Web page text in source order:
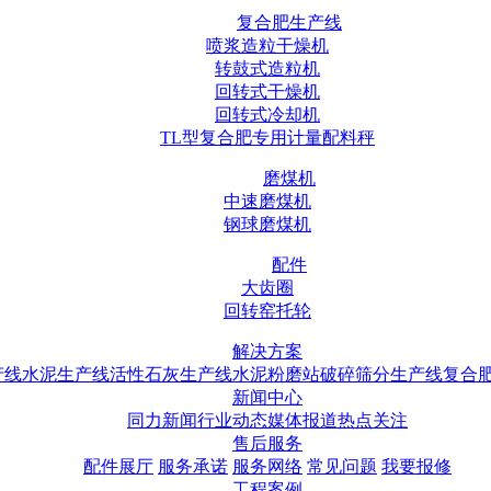
复合肥生产线
喷浆造粒干燥机
转鼓式造粒机
回转式干燥机
回转式冷却机
TL型复合肥专用计量配料秤
磨煤机
中速磨煤机
钢球磨煤机
配件
大齿圈
回转窑托轮
解决方案
线水泥生产线活性石灰生产线水泥粉磨站破碎筛分生产线复合
新闻中心
同力新闻行业动态媒体报道热点关注
售后服务
配件展厅 服务承诺 服务网络 常见问题 我要报修